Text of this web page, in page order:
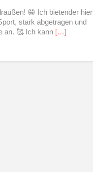
😁 Ich bietender hier
stark abgetragen und
an. 🥰 Ich kann […]